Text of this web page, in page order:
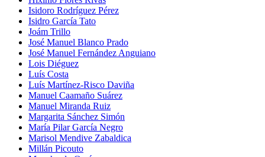
Isidoro Rodríguez Pérez
Isidro García Tato
Joám Trillo
José Manuel Blanco Prado
José Manuel Fernández Anguiano
Lois Diéguez
Luís Costa
Luís Martínez-Risco Daviña
Manuel Caamaño Suárez
Manuel Miranda Ruiz
Margarita Sánchez Simón
María Pilar García Negro
Marisol Mendive Zabaldica
Millán Picouto